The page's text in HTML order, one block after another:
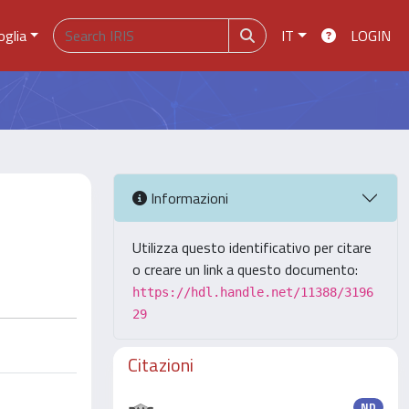
IT LOGIN
Informazioni
Utilizza questo identificativo per citare
o creare un link a questo documento:
https://hdl.handle.net/11388/3196
29
Citazioni